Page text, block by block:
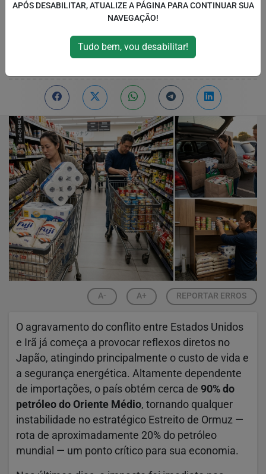
expõe fragilidade energética e pressiona
custo de vida no país
RPJNews
A- A+ REPORTAR ERROS
O agravamento do conflito entre Estados Unidos
e Irã já começa a provocar reflexos diretos no
Japão, atingindo principalmente o custo de vida e
a segurança energética. Altamente dependente
de importações, o país obtém cerca de 90% do
petróleo do Oriente Médio, tornando qualquer
instabilidade no estratégico Estreito de Ormuz —
rota de aproximadamente 20% do petróleo
mundial — um ponto crítico para sua economia.
APÓS DESABILITAR, ATUALIZE A PÁGINA PARA CONTINUAR SUA
NAVEGAÇÃO!
Tudo bem, vou desabilitar!